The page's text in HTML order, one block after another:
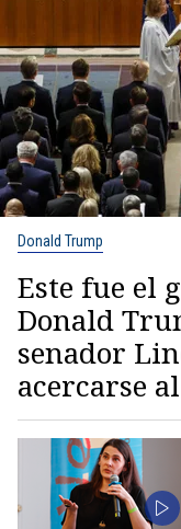
Donald Trump
Este fue el
Donald
senador
acercarse